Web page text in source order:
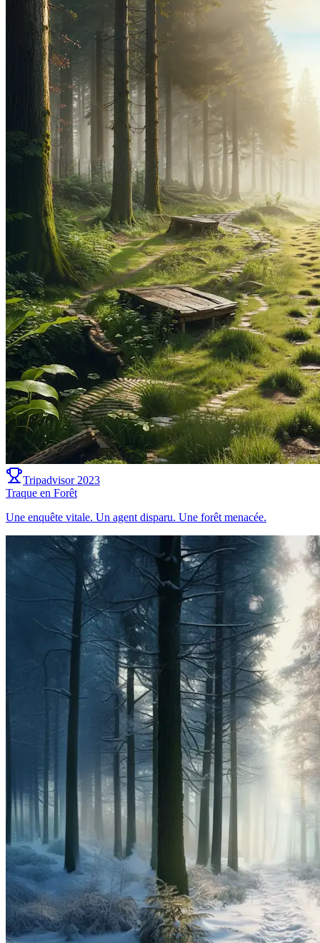
Tripadvisor 2023
Traque en Forêt
Une enquête vitale. Un agent disparu. Une forêt menacée.